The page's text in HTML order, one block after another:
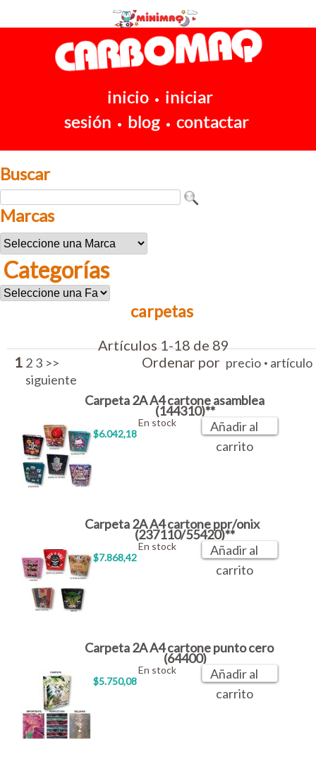
inicio • iniciar
sesión • blog • contactar
Buscar
Marcas
Categorías
carpetas
Artículos 1-18 de 89
1 2 3 >>
siguiente
Ordenar por precio · artículo
Carpeta 2A A4 cartone asamblea
(144310)**
$6.042,18
En stock
Añadir al
carrito
Carpeta 2A A4 cartone ppr/onix
(237110/55420)**
$7.868,42
En stock
Añadir al
carrito
Carpeta 2A A4 cartone punto cero
(64400)
$5.750,08
En stock
Añadir al
carrito